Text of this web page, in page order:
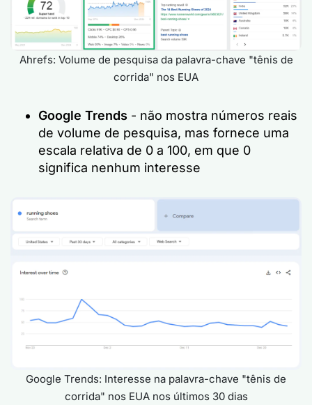
Ahrefs: Volume de pesquisa da palavra-chave "tênis de
corrida" nos EUA
Google Trends - não mostra números reais
de volume de pesquisa, mas fornece uma
escala relativa de 0 a 100, em que 0
significa nenhum interesse
Google Trends: Interesse na palavra-chave "tênis de
corrida" nos EUA nos últimos 30 dias